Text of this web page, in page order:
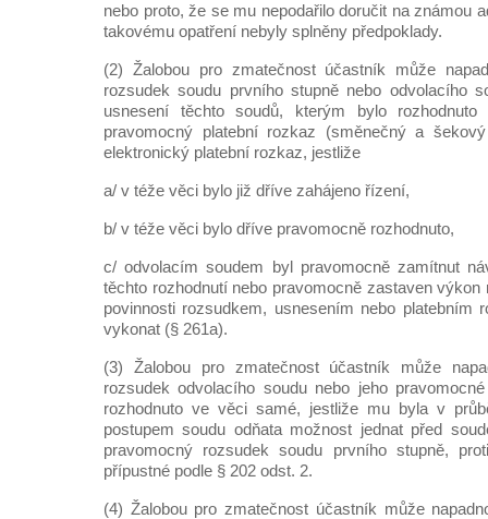
nebo proto, že se mu nepodařilo doručit na známou
takovému opatření nebyly splněny předpoklady.
(2) Žalobou pro zmatečnost účastník může
rozsudek soudu prvního stupně nebo odvolacího
usnesení těchto soudů, kterým bylo
pravomocný platební rozkaz (směnečný a
elektronický platební rozkaz, jestliže
a/ v téže věci bylo již dříve zahájeno řízení,
b/ v téže věci bylo dříve pravomocně rozhodnuto,
c/ odvolacím soudem byl pravomocně zamítnut
těchto rozhodnutí nebo pravomocně zastaven
povinnosti rozsudkem, usnesením nebo platebním
vykonat (§ 261a).
(3) Žalobou pro zmatečnost účastník může
rozsudek odvolacího soudu nebo jeho
rozhodnuto ve věci samé, jestliže mu byla v
postupem soudu odňata možnost jednat před
pravomocný rozsudek soudu prvního stupně,
přípustné podle § 202 odst. 2.
(4) Žalobou pro zmatečnost účastník může